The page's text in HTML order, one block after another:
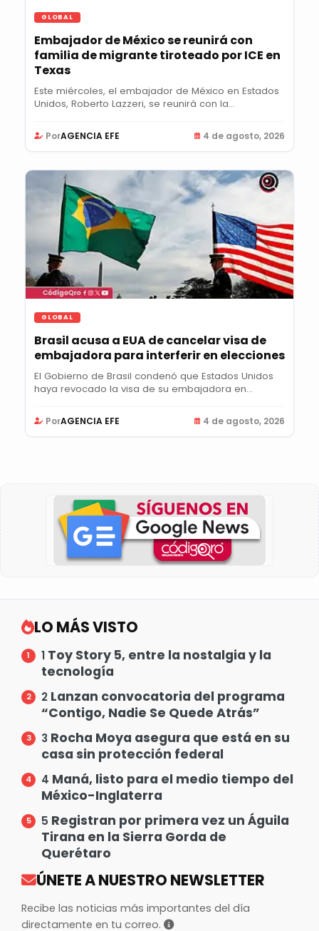
GLOBAL
Embajador de México se reunirá con
familia de migrante tiroteado por ICE en
Texas
Este miércoles, el embajador de México en Estados
Unidos, Roberto Lazzeri, se reunirá con la...
PorAGENCIA EFE 4 de agosto, 2026
GLOBAL
Brasil acusa a EUA de cancelar visa de
embajadora para interferir en elecciones
El Gobierno de Brasil condenó que Estados Unidos
haya revocado la visa de su embajadora en...
PorAGENCIA EFE 4 de agosto, 2026
LO MÁS VISTO
1 Toy Story 5, entre la nostalgia y la
tecnología
2 Lanzan convocatoria del programa
“Contigo, Nadie Se Quede Atrás”
3 Rocha Moya asegura que está en su
casa sin protección federal
4 Maná, listo para el medio tiempo del
México-Inglaterra
5 Registran por primera vez un Águila
Tirana en la Sierra Gorda de
Querétaro
ÚNETE A NUESTRO NEWSLETTER
Recibe las noticias más importantes del día
directamente en tu correo.